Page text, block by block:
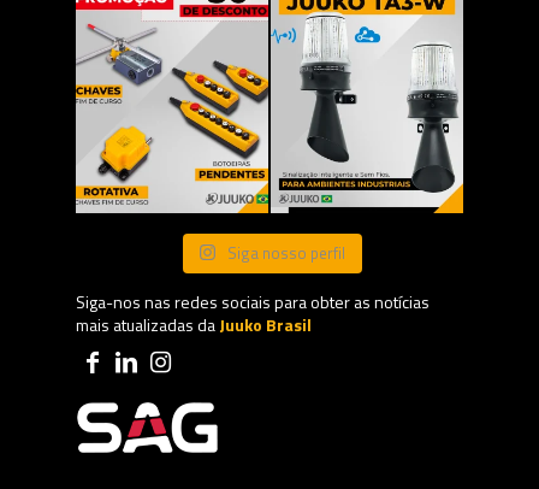
Siga nosso perfil
Siga-nos nas redes sociais para obter as notícias
mais atualizadas daJuuko Brasil